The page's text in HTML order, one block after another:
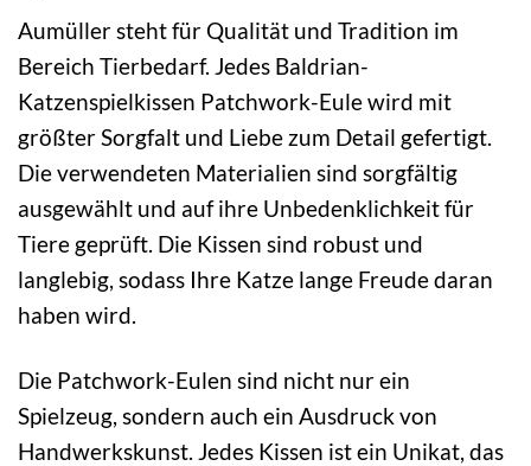
Aumüller steht für Qualität und Tradition im
Bereich Tierbedarf. Jedes Baldrian-
Katzenspielkissen Patchwork-Eule wird mit
größter Sorgfalt und Liebe zum Detail gefertigt.
Die verwendeten Materialien sind sorgfältig
ausgewählt und auf ihre Unbedenklichkeit für
Tiere geprüft. Die Kissen sind robust und
langlebig, sodass Ihre Katze lange Freude daran
haben wird.
Die Patchwork-Eulen sind nicht nur ein
Spielzeug, sondern auch ein Ausdruck von
Handwerkskunst. Jedes Kissen ist ein Unikat, das